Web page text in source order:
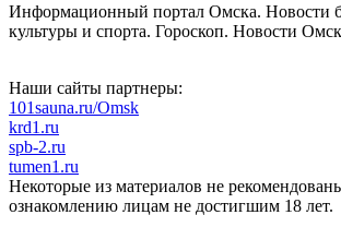
Информационный портал Омска. Новости
культуры и спорта. Гороскоп. Новости
Наши сайты партнеры:
101sauna.ru/Omsk
krd1.ru
spb-2.ru
tumen1.ru
Некоторые из материалов не
ознакомлению лицам не достигшим 18 лет.